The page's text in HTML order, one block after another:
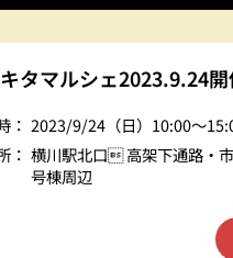
タマルシェ2023.9.24
： 2023/9/24（日）10:00〜
： 横川駅北口 高架下通路・
号棟周辺